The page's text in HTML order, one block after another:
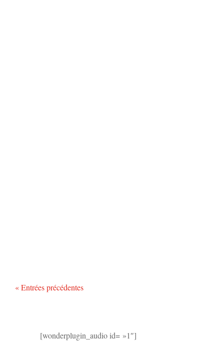
« Entrées précédentes
[wonderplugin_audio id= »1″]